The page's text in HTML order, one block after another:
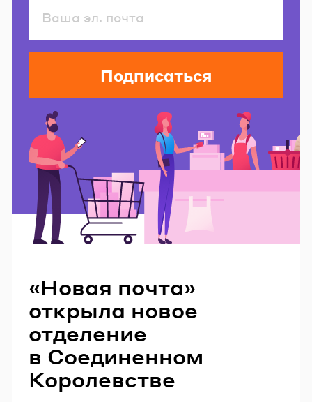
Подписаться
«Новая почта»
открыла новое
отделение
в Соединенном
Королевстве